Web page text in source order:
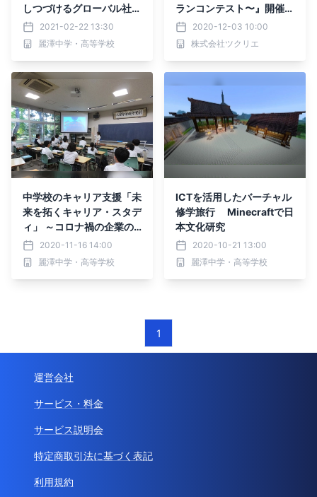
しつづけるグローバル社会
に必要な「つなぐ学び」～
2021-02-22 13:30
麗澤中学・高等学校
ランコンテスト〜』開催。
オンライン観覧、募集開
始。
2020-12-03 10:00
株式会社ツクリエ
中学校のキャリア支援「未
来を拓くキャリア・スタデ
ィ」 ～コロナ禍の企業の
今を自分事と考える機会を
～
2020-11-16 14:00
麗澤中学・高等学校
ICTを活用したバーチャル
修学旅行 Minecraftで日
本文化研究
2020-10-21 13:00
麗澤中学・高等学校
1
運営会社
サービス・料金
サービス説明会
特定商取引法に基づく表記
利用規約